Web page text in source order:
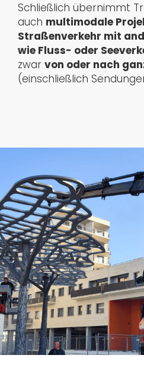
Schließlich übernimmt
auch multimodale
Straßenverkehr mit
wie Fluss- oder
zwar von oder nach
(einschließlich